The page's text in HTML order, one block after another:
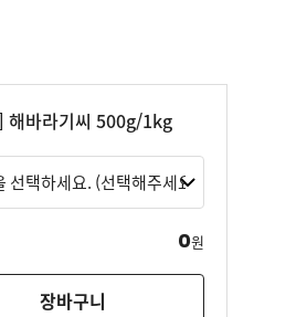
해바라기씨 500g/1kg
0원
장바구니